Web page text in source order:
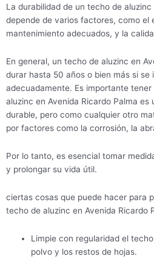
La durabilidad de un techo de
depende de varios factores, como el
mantenimiento adecuados, y la
En general, un techo de aluzinc en
durar hasta 50 años o bien más si se
adecuadamente. Es importante
aluzinc en Avenida Ricardo Palma
durable, pero como cualquier otro
por factores como la corrosión, la
Por lo tanto, es esencial tomar
y prolongar su vida útil.
ciertas cosas que puede hacer para
techo de aluzinc en Avenida Ricardo
Limpie con regularidad el
polvo y los restos de hojas.